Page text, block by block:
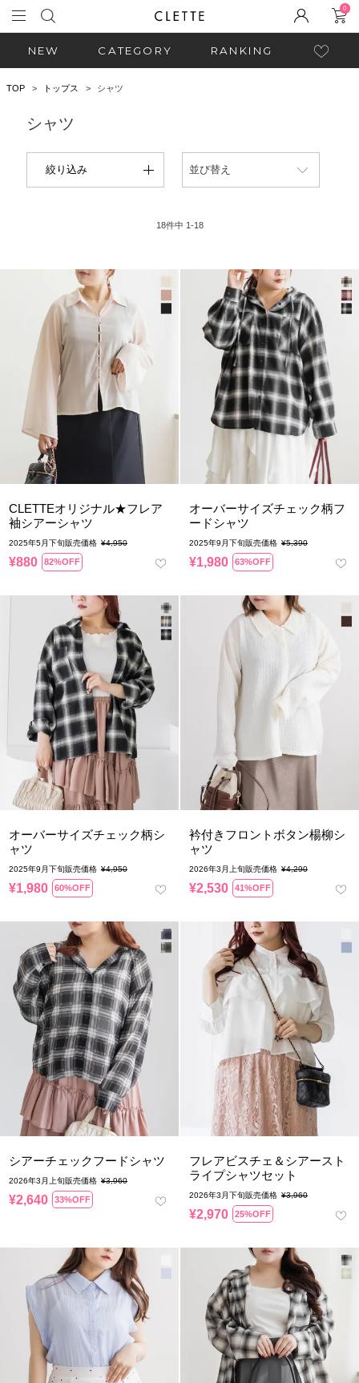
0
NEW CATEGORY RANKING
TOP トップス シャツ
シャツ
絞り込み 並び替え
18件中 1-18
CLETTEオリジナル★フレア
袖シアーシャツ
2025年5月下旬販売価格 ¥4,950
¥880 82%OFF
オーバーサイズチェック柄フ
ードシャツ
2025年9月下旬販売価格 ¥5,390
¥1,980 63%OFF
オーバーサイズチェック柄シ
ャツ
2025年9月下旬販売価格 ¥4,950
¥1,980 60%OFF
衿付きフロントボタン楊柳シ
ャツ
2026年3月上旬販売価格 ¥4,290
¥2,530 41%OFF
シアーチェックフードシャツ
2026年3月上旬販売価格 ¥3,960
¥2,640 33%OFF
フレアビスチェ＆シアースト
ライプシャツセット
2026年3月下旬販売価格 ¥3,960
¥2,970 25%OFF